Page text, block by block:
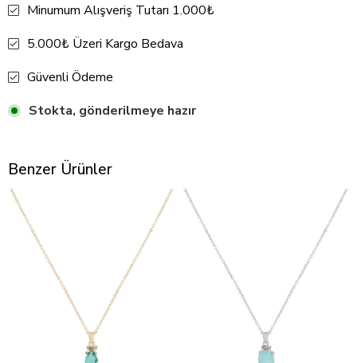
Minumum Alışveriş Tutarı 1.000₺
5.000₺ Üzeri Kargo Bedava
Güvenli Ödeme
Stokta, gönderilmeye hazır
Benzer Ürünler